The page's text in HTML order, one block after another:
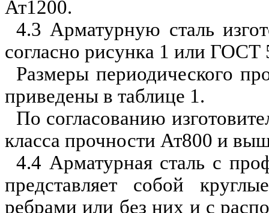
Ат1200.
4.3 Арматурную сталь
согласно рисунка 1 или ГОСТ
Размеры периодического
приведены в таблице 1.
По согласованию
класса прочности Ат800 и
4.4 Арматурная сталь с
представляет собой
ребрами или без них и с